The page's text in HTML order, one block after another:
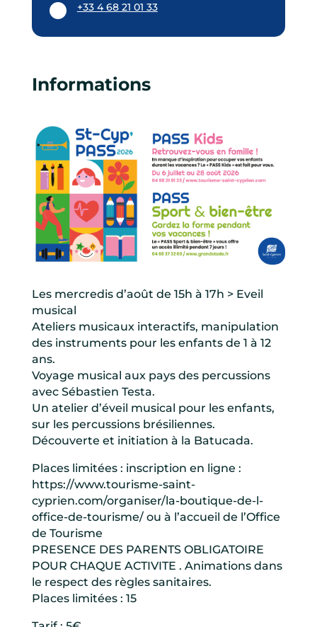
+33 4 68 21 01 33
Informations
Les mercredis d’août de 15h à 17h > Eveil
musical
Ateliers musicaux interactifs, manipulation
des instruments pour les enfants de 1 à 12
ans.
Voyage musical aux pays des percussions
avec Sébastien Testa.
Un atelier d’éveil musical pour les enfants,
sur les percussions brésiliennes.
Découverte et initiation à la Batucada.
Places limitées : inscription en ligne :
https://www.tourisme-saint-
cyprien.com/organiser/la-boutique-de-l-
office-de-tourisme/ ou à l’accueil de l’Office
de Tourisme
PRESENCE DES PARENTS OBLIGATOIRE
POUR CHAQUE ACTIVITE . Animations dans
le respect des règles sanitaires.
Places limitées : 15